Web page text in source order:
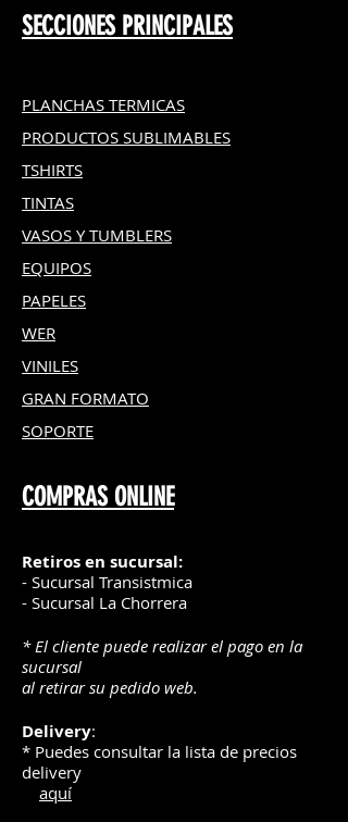
SECCIONES PRINCIPALES
PLANCHAS TERMICAS
PRODUCTOS SUBLIMABLES
TSHIRTS
TINTAS
VASOS Y TUMBLERS
EQUIPOS
PAPELES
WER
VINILES
GRAN FORMATO
SOPORTE
COMPRAS ONLINE
Retiros en sucursal:
- Sucursal Transistmica
- Sucursal La Chorrera
* El cliente puede realizar el pago en la
sucursal
al retirar su pedido web.
Delivery:
* Puedes consultar la lista de precios
delivery
aquí